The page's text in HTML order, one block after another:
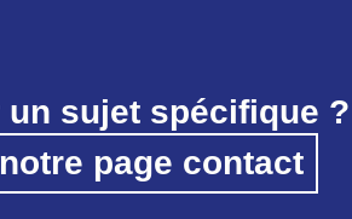
sujet spécifique ?
notre page contact